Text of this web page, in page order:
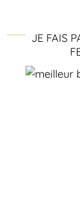
JE FAIS